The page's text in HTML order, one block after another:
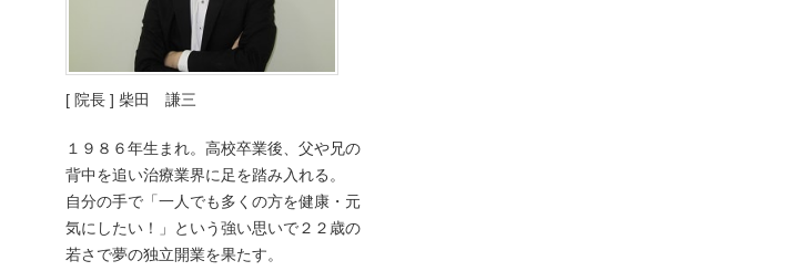
[ 院長 ] 柴田 謙三
１９８６年生まれ。高校卒業後、父や兄の
背中を追い治療業界に足を踏み入れる。
自分の手で「一人でも多くの方を健康・元
気にしたい！」という強い思いで２２歳の
若さで夢の独立開業を果たす。